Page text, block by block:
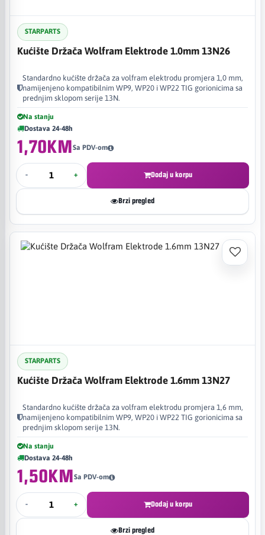
STARPARTS
Kućište Držača Wolfram Elektrode 1.0mm 13N26
Standardno kućište držača za volfram elektrodu promjera 1,0 mm,
namijenjeno kompatibilnim WP9, WP20 i WP22 TIG gorionicima sa
prednjim sklopom serije 13N.
Na stanju
Dostava 24-48h
1,70KMSa PDV-om
- + Dodaj u korpu
Brzi pregled
STARPARTS
Kućište Držača Wolfram Elektrode 1.6mm 13N27
Standardno kućište držača za volfram elektrodu promjera 1,6 mm,
namijenjeno kompatibilnim WP9, WP20 i WP22 TIG gorionicima sa
prednjim sklopom serije 13N.
Na stanju
Dostava 24-48h
1,50KMSa PDV-om
- + Dodaj u korpu
Brzi pregled